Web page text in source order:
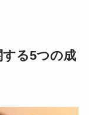
る5つの成